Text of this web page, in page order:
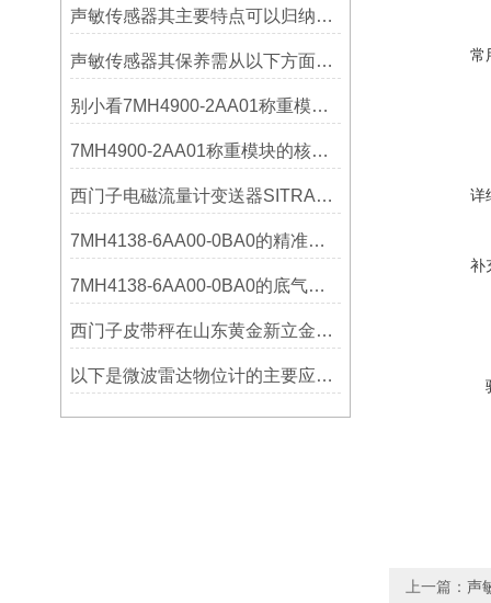
声敏传感器其主要特点可以归纳为以下几个核心维度
声敏传感器其保养需从以下方面入手
别小看7MH4900-2AA01称重模块！这些你日常接触的领域，早已离不开它
7MH4900-2AA01称重模块的核心亮点，藏着让效率翻倍的“关键密码”
西门子电磁流量计变送器SITRANS FMT020的功能
7MH4138-6AA00-0BA0的精准从何而来？关键组成部分，藏着答案！
7MH4138-6AA00-0BA0的底气：这些核心功能，让精准称重不再是难题
西门子皮带秤在山东黄金新立金矿的成功应用
以下是微波雷达物位计的主要应用领域及具体场景分析
常
详
补
上一篇： 声